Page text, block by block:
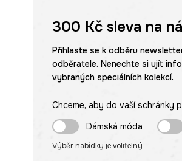
300 Kčsleva na
Přihlaste se k odběru
odběratele. Nenechte si ujít
vybraných speciálních kolekcí.
Chceme, aby do vaší schránky
Dámská móda
Výběr nabídky je volitelný.